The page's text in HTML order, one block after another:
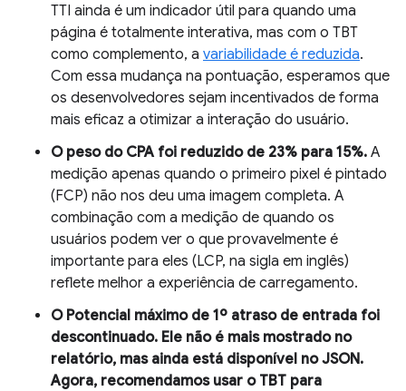
TTI ainda é um indicador útil para quando uma
página é totalmente interativa, mas com o TBT
como complemento, a variabilidade é reduzida.
Com essa mudança na pontuação, esperamos que
os desenvolvedores sejam incentivados de forma
mais eficaz a otimizar a interação do usuário.
O peso do CPA foi reduzido de 23% para 15%. A
medição apenas quando o primeiro pixel é pintado
(FCP) não nos deu uma imagem completa. A
combinação com a medição de quando os
usuários podem ver o que provavelmente é
importante para eles (LCP, na sigla em inglês)
reflete melhor a experiência de carregamento.
O Potencial máximo de 1º atraso de entrada foi
descontinuado. Ele não é mais mostrado no
relatório, mas ainda está disponível no JSON.
Agora, recomendamos usar o TBT para